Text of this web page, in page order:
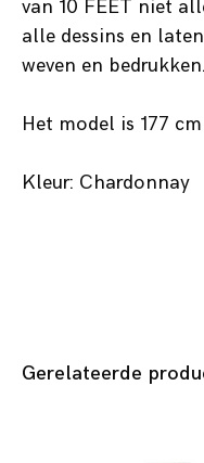
van 10 FEET niet
alle dessins en
weven en bedrukken.
Het model is 177
Kleur: Chardonnay
Gerelateerde